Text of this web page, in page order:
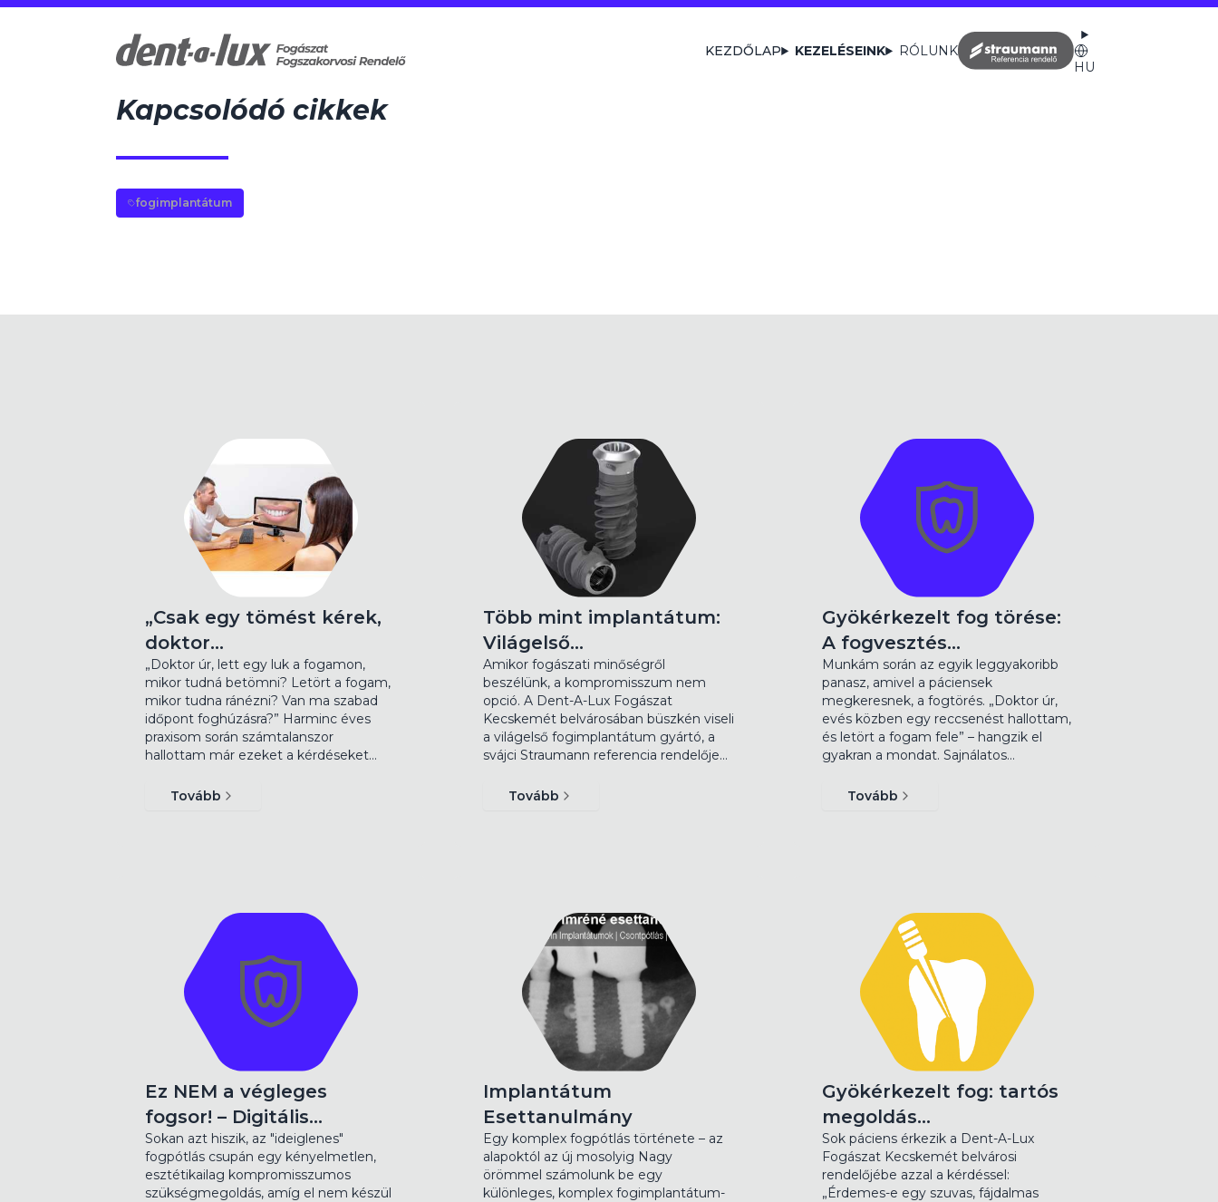
KEZDŐLAP KEZELÉSEINK
RÓLUNK
HU
Kapcsolódó cikkek
fogimplantátum
„Csak egy tömést kérek,
doktor…
„Doktor úr, lett egy luk a fogamon,
mikor tudná betömni? Letört a fogam,
mikor tudna ránézni? Van ma szabad
időpont foghúzásra?” Harminc éves
praxisom során számtalanszor
hallottam már ezeket a kérdéseket…
Tovább
Több mint implantátum:
Világelső…
Amikor fogászati minőségről
beszélünk, a kompromisszum nem
opció. A Dent-A-Lux Fogászat
Kecskemét belvárosában büszkén viseli
a világelső fogimplantátum gyártó, a
svájci Straumann referencia rendelője…
Tovább
Gyökérkezelt fog törése:
A fogvesztés…
Munkám során az egyik leggyakoribb
panasz, amivel a páciensek
megkeresnek, a fogtörés. „Doktor úr,
evés közben egy reccsenést hallottam,
és letört a fogam fele” – hangzik el
gyakran a mondat. Sajnálatos…
Tovább
Ez NEM a végleges
fogsor! – Digitális…
Sokan azt hiszik, az "ideiglenes"
fogpótlás csupán egy kényelmetlen,
esztétikailag kompromisszumos
szükségmegoldás, amíg el nem készül
Implantátum
Esettanulmány
Egy komplex fogpótlás története – az
alapoktól az új mosolyig Nagy
örömmel számolunk be egy
különleges, komplex fogimplantátum-
Gyökérkezelt fog: tartós
megoldás…
Sok páciens érkezik a Dent-A-Lux
Fogászat Kecskemét belvárosi
rendelőjébe azzal a kérdéssel:
„Érdemes-e egy szuvas, fájdalmas